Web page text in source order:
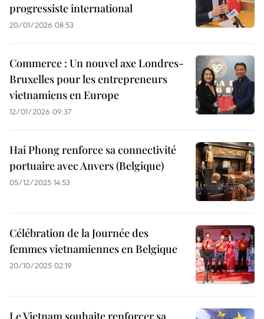
progressiste international
20/01/2026 08:53
Commerce : Un nouvel axe Londres-
Bruxelles pour les entrepreneurs
vietnamiens en Europe
12/01/2026 09:37
Hai Phong renforce sa connectivité
portuaire avec Anvers (Belgique)
05/12/2025 14:53
Célébration de la Journée des
femmes vietnamiennes en Belgique
20/10/2025 02:19
Le Vietnam souhaite renforcer sa